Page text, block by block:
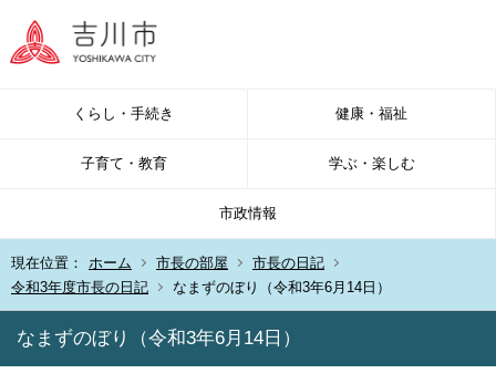
くらし・手続き 健康・福祉
子育て・教育 学ぶ・楽しむ
市政情報
現在位置： ホーム 市長の部屋
市長の日記
令和3年度市長の日記
なまずのぼり（令和3年6月14日）
なまずのぼり（令和3年6月14日）